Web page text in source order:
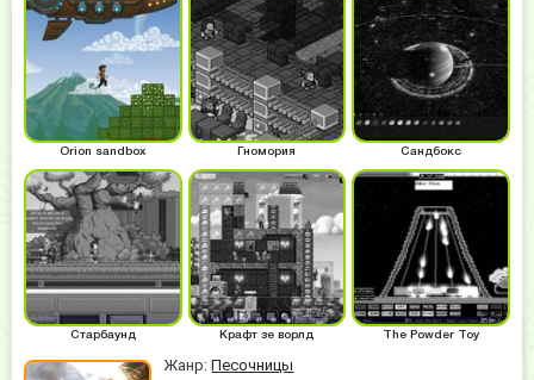
Жанр:Песочницы
Orion sandbox Гномория Сандбокс
Старбаунд Крафт зе ворлд The Powder Toy